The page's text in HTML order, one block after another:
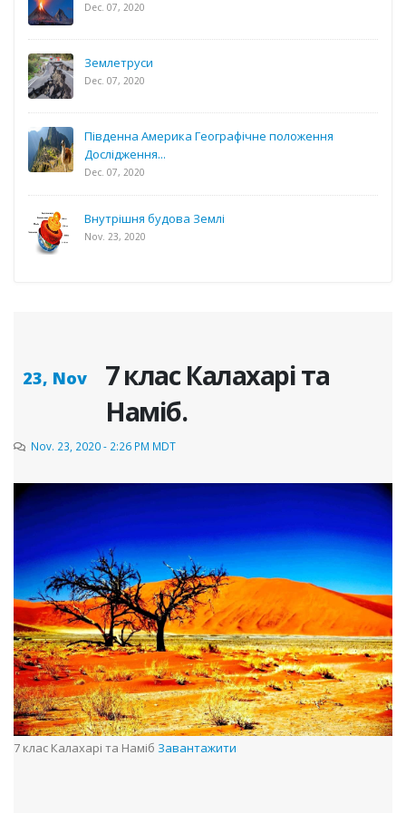
Dec. 07, 2020
Землетруси
Dec. 07, 2020
Південна Америка Географічне положення
Дослідження...
Dec. 07, 2020
Внутрішня будова Землі
Nov. 23, 2020
23, Nov
7 клас Калахарі та
Наміб.
Nov. 23, 2020 - 2:26 PM MDT
7 клас Калахарі та Наміб Завантажити